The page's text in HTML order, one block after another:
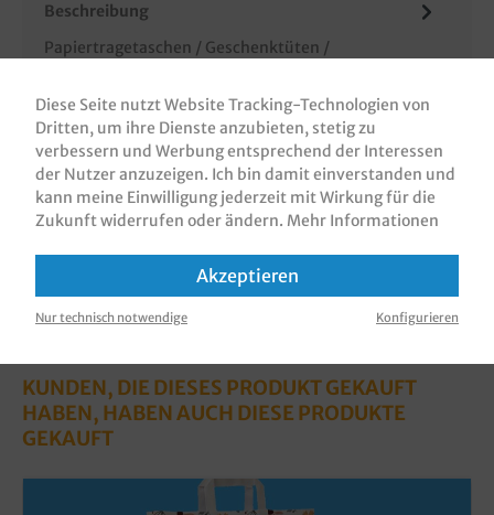
Beschreibung
Papiertragetaschen / Geschenktüten /
Stück in VE, verschiedene Größen gemä…Mehr
Bewertungen
Informationen zur Produktsicherheit
KUNDEN, DIE DIESES PRODUKT GEKAUFT
HABEN, HABEN AUCH DIESE PRODUKTE
GEKAUFT
Diese Seite nutzt Website Tracking-Technologien von
Dritten, um ihre Dienste anzubieten, stetig zu
verbessern und Werbung entsprechend der Interessen
der Nutzer anzuzeigen. Ich bin damit einverstanden und
kann meine Einwilligung jederzeit mit Wirkung für die
Zukunft widerrufen oder ändern. Mehr Informationen
Akzeptieren
Nur technisch notwendige Konfigurieren